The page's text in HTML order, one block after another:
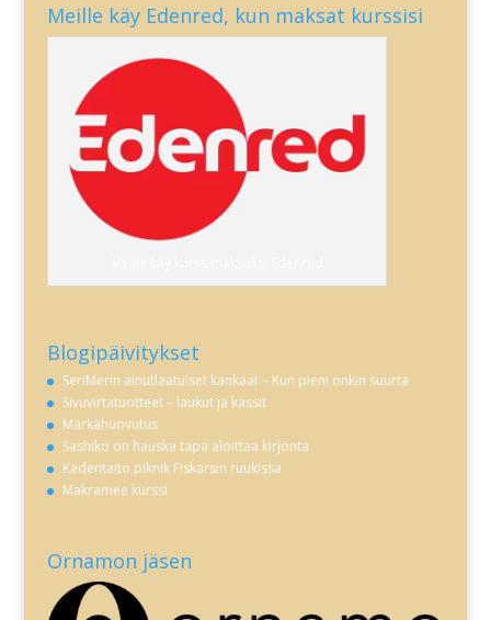
Meille käy Edenred, kun maksat kurssisi
Blogipäivitykset
SeriMerin ainutlaatuiset kankaat – Kun pieni onkin suurta
Sivuvirtatuotteet – laukut ja kassit
Märkähuovutus
Sashiko on hauska tapa aloittaa kirjonta
Kädentaito piknik Fiskarsin ruukissa
Makramee kurssi
Ornamon jäsen